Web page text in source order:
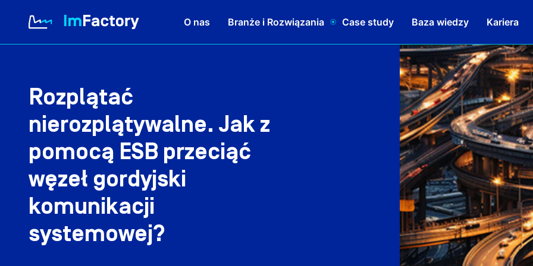
O nas Branże i Rozwiązania Case study Baza wiedzy Kariera
Branże i Rozwiązania
Case study
Baza wiedzy
Kariera
Rozplątać
nierozplątywalne. Jak z
pomocą ESB przeciąć
węzeł gordyjski
komunikacji
systemowej?